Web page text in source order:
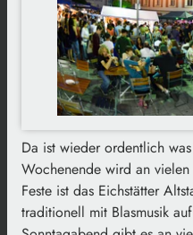
Da ist wieder ordentlich
Wochenende wird an
Feste ist das Eichstätter
traditionell mit Blasmusik